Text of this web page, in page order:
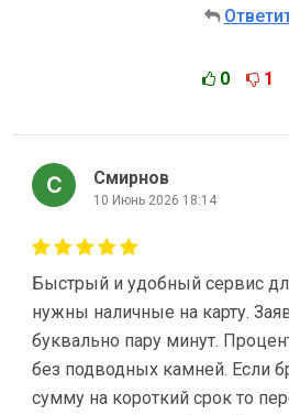
0 1
Смирнов
10 Июнь 2026 18:14
Быстрый и удобный сервис
нужны наличные на карту.
буквально пару минут.
без подводных камней. Если
сумму на короткий срок то